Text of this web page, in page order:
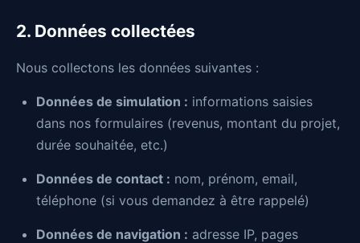
2. Données collectées
Nous collectons les données suivantes :
Données de simulation : informations saisies
dans nos formulaires (revenus, montant du projet,
durée souhaitée, etc.)
Données de contact : nom, prénom, email,
téléphone (si vous demandez à être rappelé)
Données de navigation : adresse IP, pages